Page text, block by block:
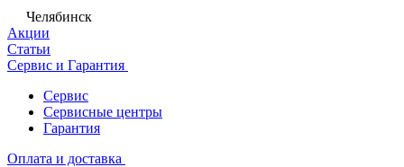
Челябинск
Акции
Статьи
Сервис и Гарантия
Сервис
Сервисные центры
Гарантия
Оплата и доставка